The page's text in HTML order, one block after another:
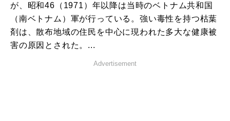
が、昭和46（1971）年以降は当時のベトナム共和国
（南ベトナム）軍が行っている。強い毒性を持つ枯葉
剤は、散布地域の住民を中心に現われた多大な健康被
害の原因とされた。...
Advertisement